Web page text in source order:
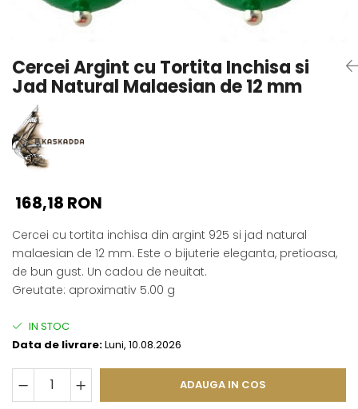
Seturi Perle cu Argint
Brățări cu Perle
Pandantive cu Perle
Brose cu Perle
Cercei Argint cu Tortita Inchisa si
Jad Natural Malaesian de 12 mm
168,18 RON
Cercei cu tortita inchisa din argint 925 si jad natural
malaesian de 12 mm. Este o bijuterie eleganta, pretioasa,
de bun gust. Un cadou de neuitat.
Greutate: aproximativ 5.00 g
IN STOC
Data de livrare:Luni, 10.08.2026
ADAUGA IN COS